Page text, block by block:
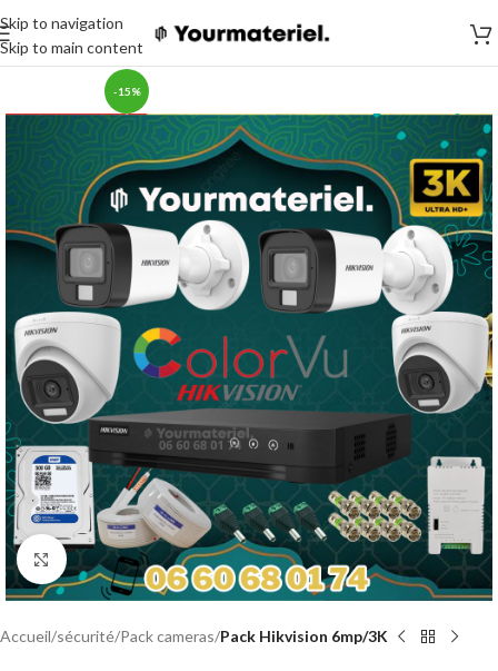
Skip to navigation
Skip to main content
-15%
Click to enlarge
Accueil sécurité Pack cameras Pack Hikvision 6mp/3K